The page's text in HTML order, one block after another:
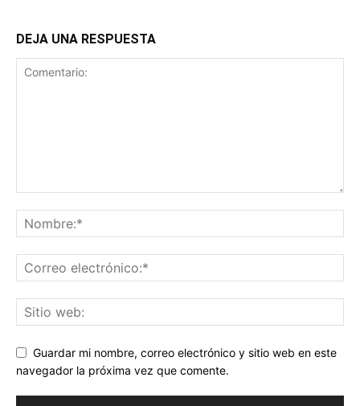
DEJA UNA RESPUESTA
Guardar mi nombre, correo electrónico y sitio web en este
navegador la próxima vez que comente.